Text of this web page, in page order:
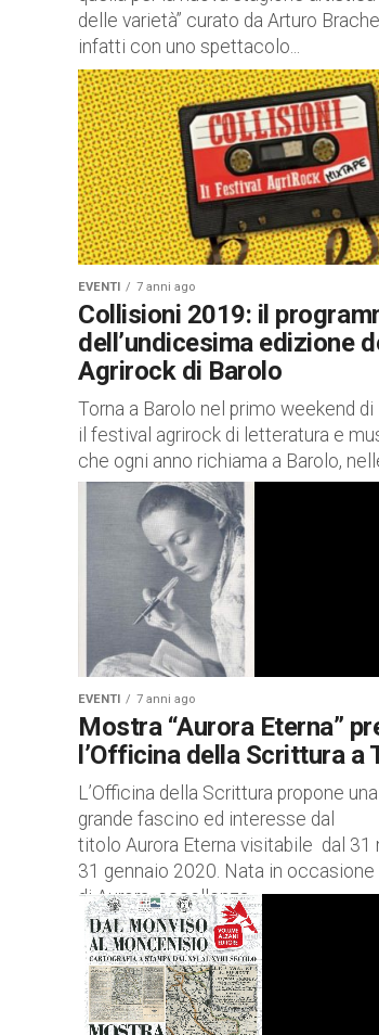
delle varietà” curato da Arturo
infatti con uno spettacolo...
EVENTI 7 anni ago
Collisioni 2019: il
dell’undicesima edizione
Agrirock di Barolo
Torna a Barolo nel primo weekend
il festival agrirock di letteratura e
che ogni anno richiama a Barolo,
EVENTI 7 anni ago
Mostra “Aurora Eterna”
l’Officina della Scrittura a
L’Officina della Scrittura propone
grande fascino ed interesse dal
titolo Aurora Eterna visitabile dal 31
31 gennaio 2020. Nata in
di Aurora, eccellenza...